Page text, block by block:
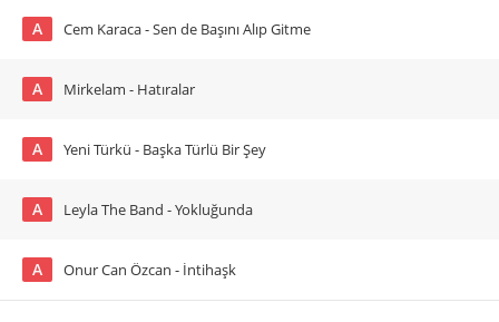
A Cem Karaca - Sen de Başını Alıp Gitme
A Mirkelam - Hatıralar
A Yeni Türkü - Başka Türlü Bir Şey
A Leyla The Band - Yokluğunda
A Onur Can Özcan - İntihaşk